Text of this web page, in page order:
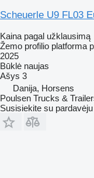
Scheuerle U9 FL03
Kaina pagal užklausimą
Žemo profilio platforma
2025
Būklė naujas
Ašys 3
Danija, Horsens
Poulsen Trucks &
Susisiekite su pardavėju